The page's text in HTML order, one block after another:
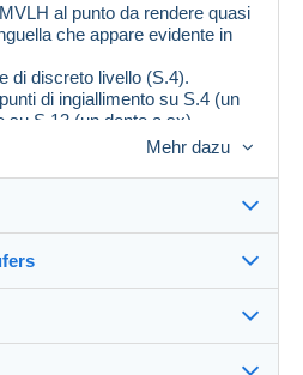
al punto da rendere quasi
che appare evidente in
di discreto livello (S.4).
di ingiallimento su S.4 (un
su S.13 (un dente a sx)
S.11 ha alcuni denti deboli a
una lieve piega naturale di
vignette è quasi sempre
è S.19, peraltro di
considerato per questo di
definizione di Sassone, va da
Mehr dazu
im Detail
von 14 Tagen
(3681x)